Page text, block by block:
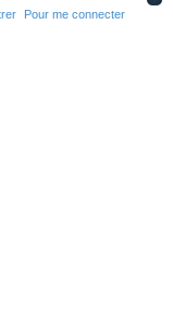
Pour me connecter